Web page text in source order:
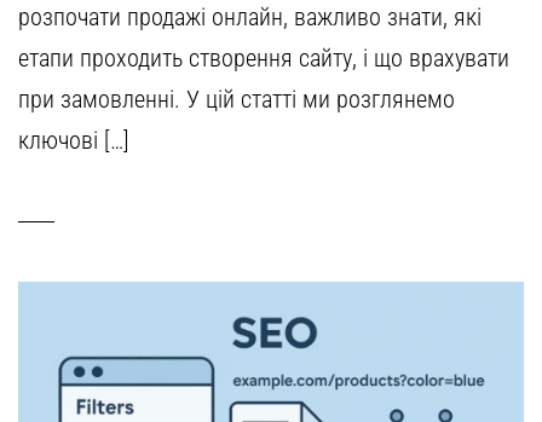
розпочати продажі онлайн, важливо знати, які
етапи проходить створення сайту, і що врахувати
при замовленні. У цій статті ми розглянемо
ключові […]